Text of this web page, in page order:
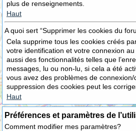
plus de renseignements.
Haut
A quoi sert “Supprimer les cookies du
Cela supprime tous les cookies créés
votre identification et votre connexion
aussi des fonctionnalités telles que
messages, lu ou non-lu, si cela a été
vous avez des problèmes de connexion/
suppression des cookies peut les
Haut
Préférences et paramètres de
Comment modifier mes paramètres?